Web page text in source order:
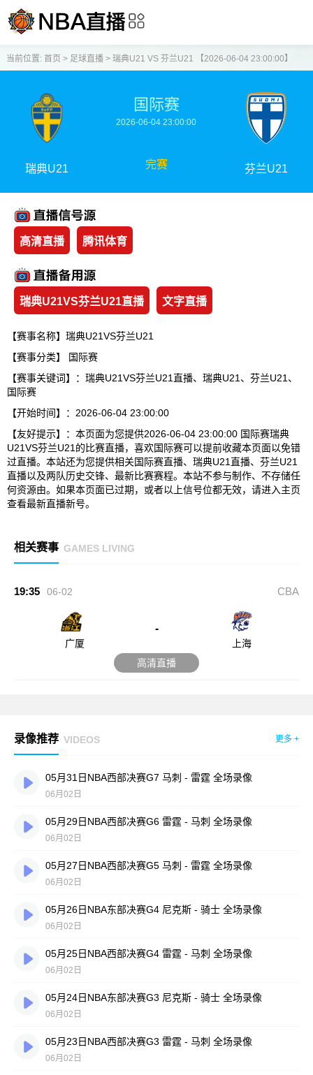
当前位置: 首页 > 足球直播> 瑞典U21 VS 芬兰U21 【2026-06-04 23:00:00】
瑞典U21
国际赛
2026-06-04 23:00:00
完赛 芬兰U21
高清直播 腾讯体育
瑞典U21VS芬兰U21直播 文字直播
【赛事名称】瑞典U21VS芬兰U21
【赛事分类】
国际赛
【赛事关键词】：瑞典U21VS芬兰U21直播、瑞典U21、芬兰U21、
国际赛
【开始时间】：2026-06-04 23:00:00
【友好提示】：本页面为您提供2026-06-04 23:00:00 国际赛瑞典
U21VS芬兰U21的比赛直播，喜欢国际赛可以提前收藏本页面以免错
过直播。本站还为您提供相关国际赛直播、瑞典U21直播、芬兰U21
直播以及两队历史交锋、最新比赛赛程。本站不参与制作、不存储任
何资源由。如果本页面已过期，或者以上信号位都无效，请进入主页
查看最新直播新号。
相关赛事 GAMES LIVING
19:35 06-02 CBA
广厦
-
上海
高清直播
录像推荐 VIDEOS 更多 +
05月31日NBA西部决赛G7 马刺 - 雷霆 全场录像
06月02日
05月29日NBA西部决赛G6 雷霆 - 马刺 全场录像
06月02日
05月27日NBA西部决赛G5 马刺 - 雷霆 全场录像
06月02日
05月26日NBA东部决赛G4 尼克斯 - 骑士 全场录像
06月02日
05月25日NBA西部决赛G4 雷霆 - 马刺 全场录像
06月02日
05月24日NBA东部决赛G3 尼克斯 - 骑士 全场录像
06月02日
05月23日NBA西部决赛G3 雷霆 - 马刺 全场录像
06月02日